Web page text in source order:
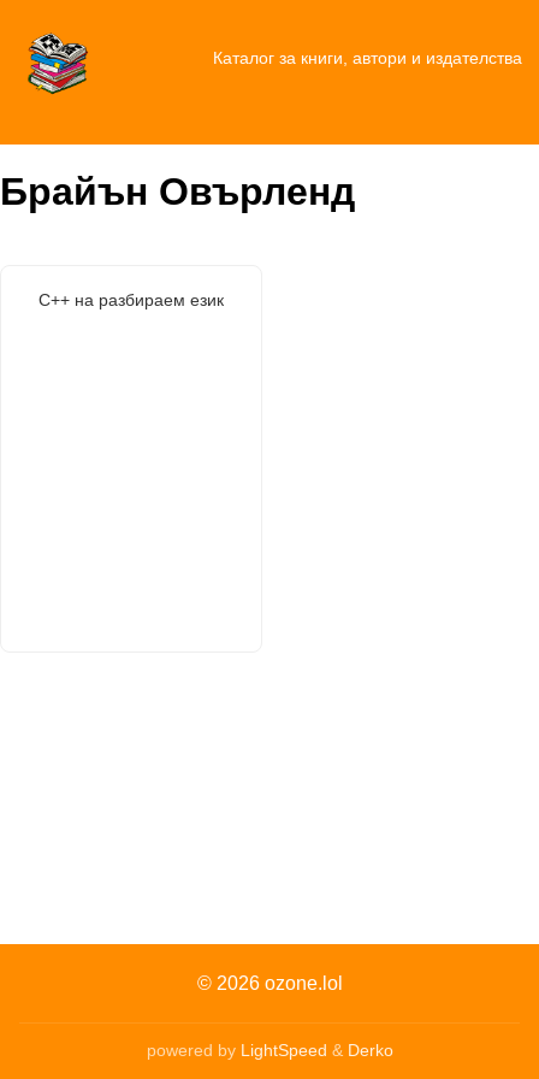
Каталог за книги, автори и издателства
Брайън Овърленд
C++ на разбираем език
© 2026 ozone.lol
powered by LightSpeed & Derko